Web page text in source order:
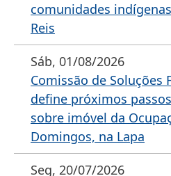
comunidades
Reis
Sáb, 01/08/2026
Comissão de Soluções
define próximos
sobre imóvel da
Domingos, na Lapa
Seg, 20/07/2026